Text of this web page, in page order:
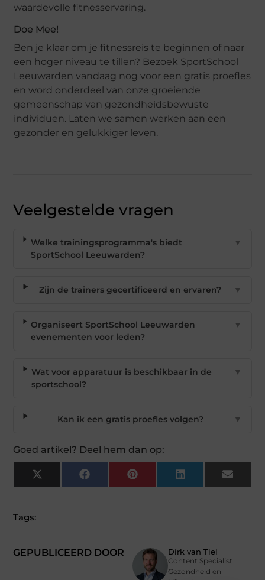
waardevolle fitnesservaring.
Doe Mee!
Ben je klaar om je fitnessreis te beginnen of naar
een hoger niveau te tillen? Bezoek SportSchool
Leeuwarden vandaag nog voor een gratis proefles
en word onderdeel van onze groeiende
gemeenschap van gezondheidsbewuste
individuen. Laten we samen werken aan een
gezonder en gelukkiger leven.
Veelgestelde vragen
Welke trainingsprogramma's biedt
SportSchool Leeuwarden?
▼
Zijn de trainers gecertificeerd en ervaren? ▼
Organiseert SportSchool Leeuwarden
evenementen voor leden?
▼
Wat voor apparatuur is beschikbaar in de
sportschool?
▼
Kan ik een gratis proefles volgen? ▼
Goed artikel? Deel hem dan op:
X
(Twitter)
Facebook Pinterest LinkedIn Email
GEPUBLICEERD DOOR Dirk van Tiel
Content Specialist
Gezondheid en
Tags: